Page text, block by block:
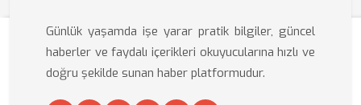
Günlük yaşamda işe yarar pratik bilgiler, güncel
haberler ve faydalı içerikleri okuyucularına hızlı ve
doğru şekilde sunan haber platformudur.